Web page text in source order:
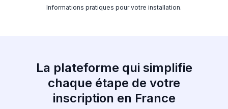
Informations pratiques pour votre installation.
La plateforme qui simplifie
chaque étape de votre
inscription en France